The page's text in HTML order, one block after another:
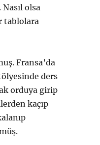
olsa
tablolara
Fransa’da
ders
orduya girip
kaçıp